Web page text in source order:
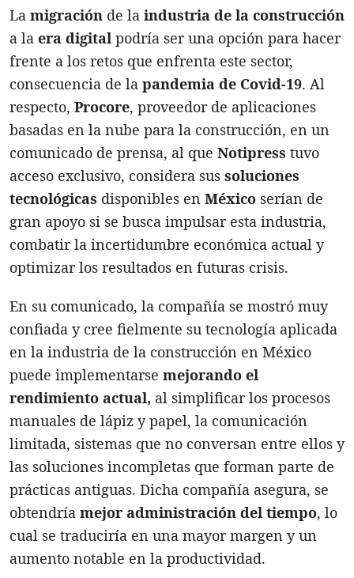
La migración de la industria de la construcción
a la era digital podría ser una opción para hacer
frente a los retos que enfrenta este sector,
consecuencia de la pandemia de Covid-19. Al
respecto, Procore, proveedor de aplicaciones
basadas en la nube para la construcción, en un
comunicado de prensa, al que Notipress tuvo
acceso exclusivo, considera sus soluciones
tecnológicas disponibles en México serían de
gran apoyo si se busca impulsar esta industria,
combatir la incertidumbre económica actual y
optimizar los resultados en futuras crisis.
En su comunicado, la compañía se mostró muy
confiada y cree fielmente su tecnología aplicada
en la industria de la construcción en México
puede implementarse mejorando el
rendimiento actual, al simplificar los procesos
manuales de lápiz y papel, la comunicación
limitada, sistemas que no conversan entre ellos y
las soluciones incompletas que forman parte de
prácticas antiguas. Dicha compañía asegura, se
obtendría mejor administración del tiempo, lo
cual se traduciría en una mayor margen y un
aumento notable en la productividad.